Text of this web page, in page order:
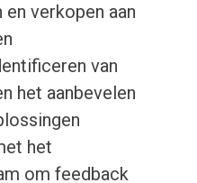
verkopen aan
van
het aanbevelen
het
om feedback